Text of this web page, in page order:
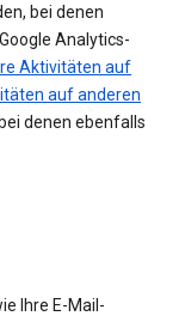
bei denen
Analytics-
Aktivitäten auf
auf anderen
denen ebenfalls
Ihre E-Mail-